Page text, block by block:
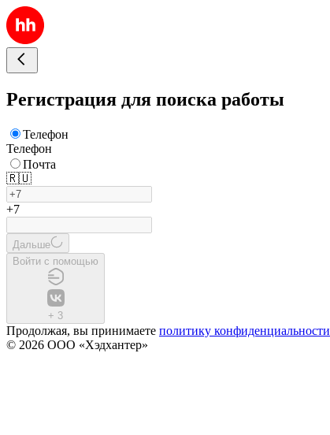
Регистрация для поиска работы
Телефон
Телефон
Почта
🇷🇺
+7
Дальше
Войти с помощью
+ 3
Продолжая, вы принимаете политику конфиденциальности
© 2026 ООО «Хэдхантер»